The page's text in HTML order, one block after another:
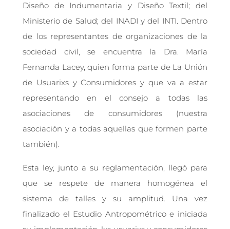
Diseño de Indumentaria y Diseño Textil; del
Ministerio de Salud; del INADI y del INTI. Dentro
de los representantes de organizaciones de la
sociedad civil, se encuentra la Dra. María
Fernanda Lacey, quien forma parte de La Unión
de Usuarixs y Consumidores y que va a estar
representando en el consejo a todas las
asociaciones de consumidores (nuestra
asociación y a todas aquellas que formen parte
también).
Esta ley, junto a su reglamentación, llegó para
que se respete de manera homogénea el
sistema de talles y su amplitud. Una vez
finalizado el Estudio Antropométrico e iniciada